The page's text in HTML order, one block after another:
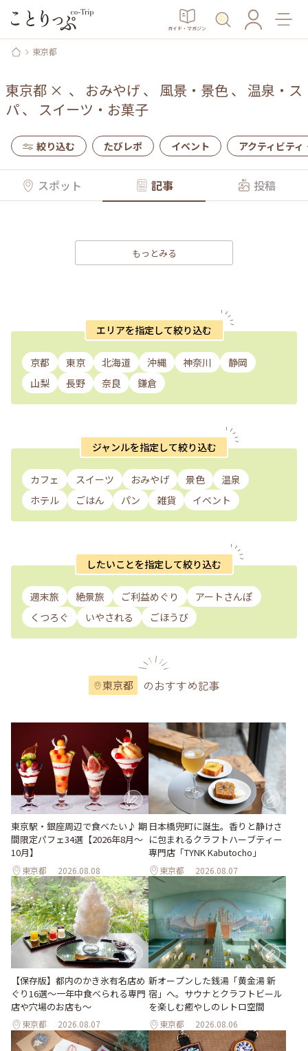
ガイド・マガジン
東京都
東京都 × 、 おみやげ 、 風景・景色、 温泉・ス
パ、 スイーツ・お菓子
絞り込む たびレポ イベント アクティビティ
スポット 記事 投稿
もっとみる
エリアを指定して絞り込む
京都 東京 北海道 沖縄 神奈川
静岡
山梨
長野 奈良 鎌倉
ジャンルを指定して絞り込む
カフェ スイーツ おみやげ 景色
温泉
ホテル
ごはん パン 雑貨 イベント
したいことを指定して絞り込む
週末旅 絶景旅 ご利益めぐり
アートさんぽ
くつろぐ
いやされる ごほうび
東京都 のおすすめ記事
東京駅・銀座周辺で食べたい♪ 期
間限定パフェ34選【2026年8月～
10月】
東京都 2026.08.08
日本橋兜町に誕生。香りと静けさ
に包まれるクラフトハーブティー
専門店「TYNK Kabutocho」
東京都 2026.08.07
【保存版】都内のかき氷有名店め
ぐり16選～一年中食べられる専門
店や穴場のお店も～
東京都 2026.08.07
新オープンした銭湯「黄金湯 新
宿」へ。サウナとクラフトビール
を楽しむ癒やしのレトロ空間
東京都 2026.08.06